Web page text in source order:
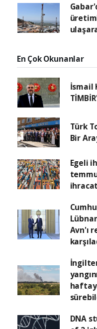
En Çok Okunanlar
İsmail
Türk
Bir
Egeli
Avn'ı
DNA